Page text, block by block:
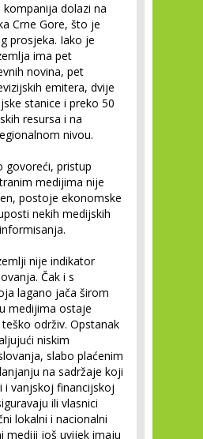
kompanija dolazi na
Crne Gore, što je
prosjeka. Iako je
ima pet
novina, pet
emitera, dvije
stanice i preko 50
resursa i na
nivou.
govoreći, pristup
medijima nije
postoje ekonomske
nekih medijskih
nije indikator
Čak i s
lagano jača širom
medijima ostaje
održiv. Opstanak
niskim
slabo plaćenim
na sadržaje koji
i vanjskoj financijskoj
ili vlasnici
lokalni i nacionalni
mediji još uvijek imaju